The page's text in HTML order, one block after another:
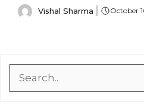
Vishal Sharma October